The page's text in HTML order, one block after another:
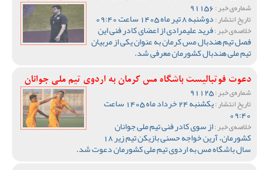
شماره‌ی خبر :
تاریخ انتشار :دوشنبه 8 تیر ماه 1405 ساعت 09:40
خلاصه‌ی خبر :فرید علیمرادی از اعضای کادر فنی این
فصل تیم هندبال مس کرمان به عنوان یکی از مربیان
تیم ملی هندبال کشورمان معرفی شد.
دعوت فوتبالیست باشگاه مس کرمان به اردوی تیم ملی جوانان
شماره‌ی خبر :
تاریخ انتشار : یکشنبه 24 خرداد ماه 1405 ساعت
09:40
خلاصه‌ی خبر :از سوی کادر فنی تیم ملی جوانان
کشورمان، آرین خواجه حسنی بازیکن تیم زیر 18
سال باشگاه مس به اردوی تیم ملی کشورمان دعوت شد.